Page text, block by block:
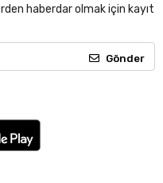
haberdar olmak için kayıt
Gönder